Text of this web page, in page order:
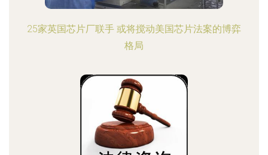
25家英国芯片厂联手 或将搅动美国芯片法案的博弈
格局